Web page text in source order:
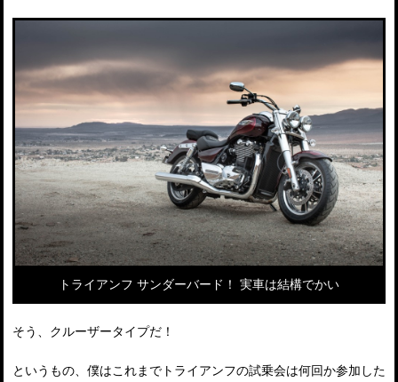
トライアンフ サンダーバード！ 実車は結構でかい
そう、クルーザータイプだ！
というもの、僕はこれまでトライアンフの試乗会は何回か参加した